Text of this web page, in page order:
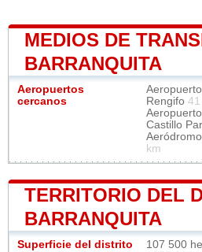
MEDIOS DE
BARRANQUITA
Aeropuertos
cercanos
Rengifo 41
Castillo
km
TERRITORIO DEL
BARRANQUITA
Superficie del distrito
107 500